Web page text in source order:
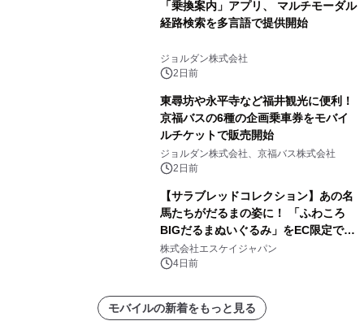
「乗換案内」アプリ、 マルチモーダル
経路検索を多言語で提供開始
ジョルダン株式会社
2日前
東尋坊や永平寺など福井観光に便利！
京福バスの6種の企画乗車券をモバイ
ルチケットで販売開始
ジョルダン株式会社、京福バス株式会社
2日前
【サラブレッドコレクション】あの名
馬たちがだるまの姿に！ 「ふわころ
BIGだるまぬいぐるみ」をEC限定で受
注販売開始
株式会社エスケイジャパン
4日前
モバイルの新着をもっと見る